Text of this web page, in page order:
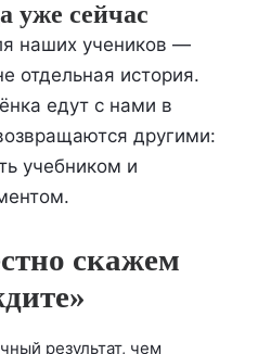
уже сейчас
наших учеников —
отдельная история.
едут с нами в
другими:
учебником и
скажем
результат, чем